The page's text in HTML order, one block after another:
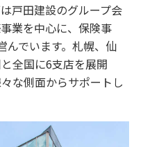
戸田建設のグループ会
業を中心に、保険事
んでいます。札幌、仙
全国に6支店を展開
な側面からサポートし